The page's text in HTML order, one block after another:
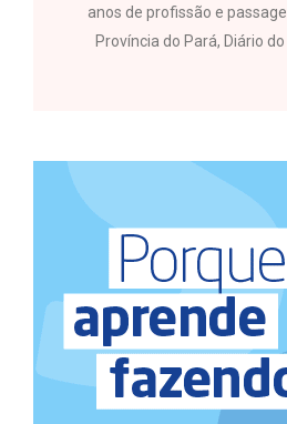
anos de profissão e
Província do Pará, Diário